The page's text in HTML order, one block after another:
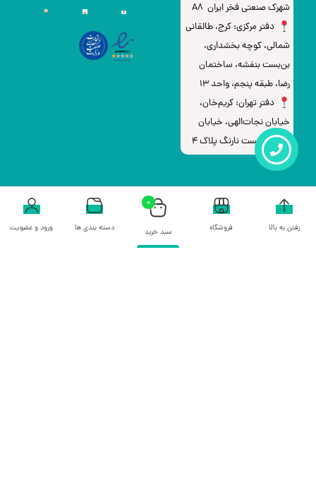
رفتن به بالا فروشگاه
0
سبد خرید دسته بندی ها ورود و عضویت
شهرک صنعتی فخر ایران A8
دفتر مرکزی: کرج، طالقانی
شمالی، کوچه بخشداری،
بن‌بست بنفشه، ساختمان
رضا، طبقه پنجم، واحد ۱۳
دفتر تهران: کریم‌خان،
خیابان نجات‌الهی، خیابان
لباف، بن‌بست نارنگ پلاک 4